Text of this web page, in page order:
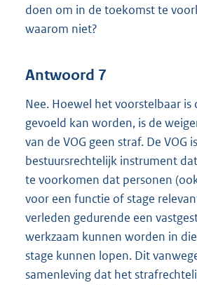
doen om in de toekomst te
waarom niet?
Antwoord 7
Nee. Hoewel het voorstelbaar is
gevoeld kan worden, is de
van de VOG geen straf. De VOG
bestuursrechtelijk instrument
te voorkomen dat personen
voor een functie of stage
verleden gedurende een
werkzaam kunnen worden in
stage kunnen lopen. Dit
samenleving dat het